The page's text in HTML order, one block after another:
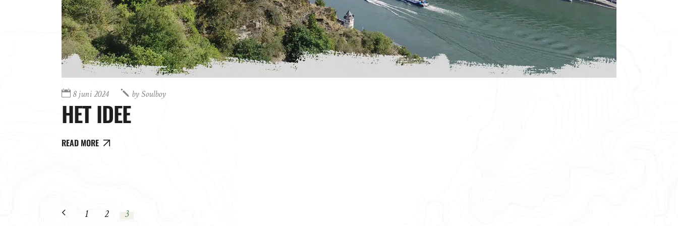
8 juni 2024 bySoulboy
HET IDEE
READ MORE
1 2 3